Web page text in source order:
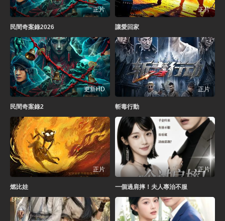
正片
民間奇案錄2026
正片
讓愛回家
更新HD
民間奇案錄2
正片
斬毒行動
正片
燃比娃
正片
一個過肩摔！夫人專治不服